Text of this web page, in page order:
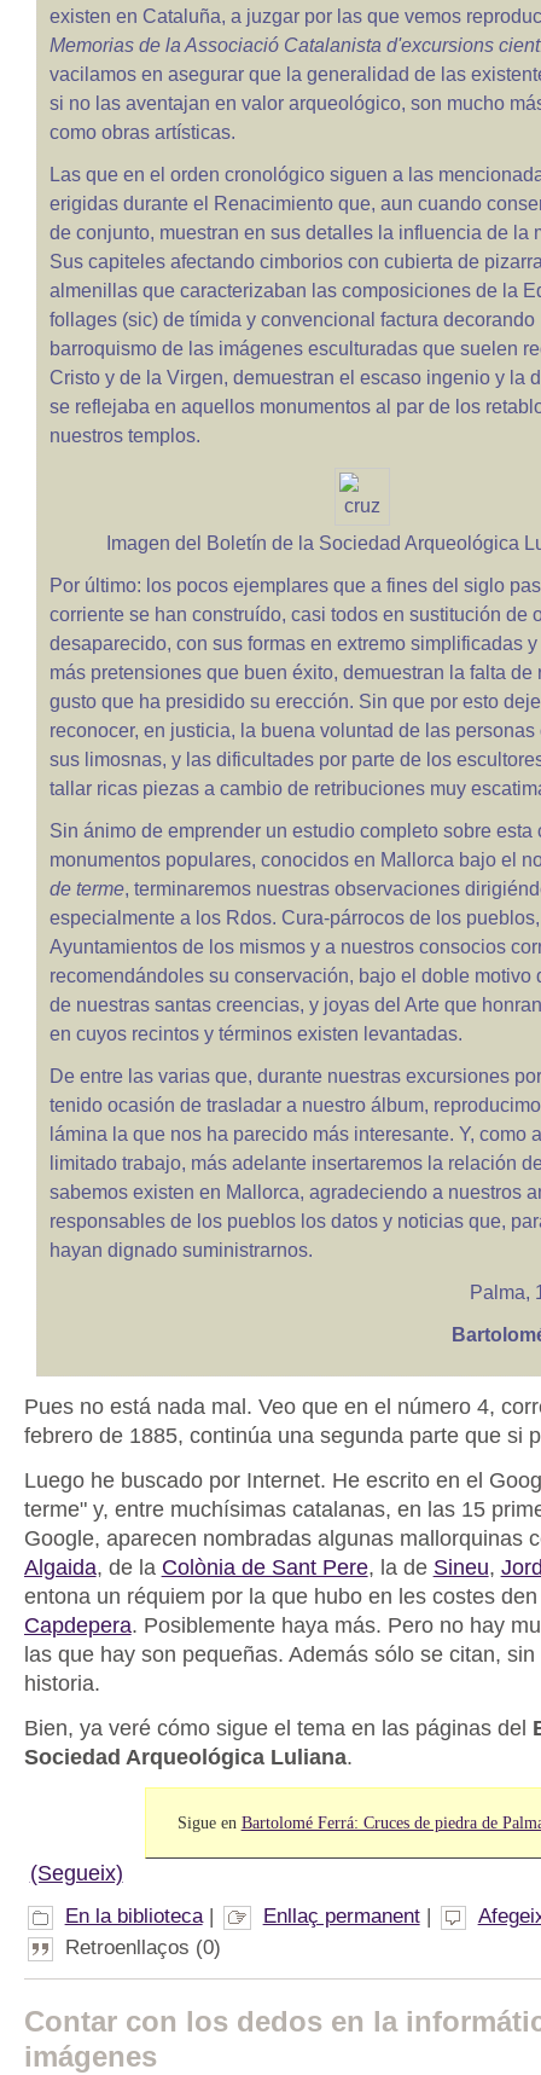
existen en Cataluña, a juzgar por las que vemos
Memorias de la Associació Catalanista d'excursions
vacilamos en asegurar que la generalidad de las
si no las aventajan en valor arqueológico, son mucho
como obras artísticas.
Las que en el orden cronológico siguen a las
erigidas durante el Renacimiento que, aun cuando
de conjunto, muestran en sus detalles la influencia de la
Sus capiteles afectando cimborios con cubierta de
almenillas que caracterizaban las composiciones de la
follages (sic) de tímida y convencional factura decorando
barroquismo de las imágenes esculturadas que suelen
Cristo y de la Virgen, demuestran el escaso ingenio y la
se reflejaba en aquellos monumentos al par de los
nuestros templos.
Imagen del Boletín de la Sociedad Arqueológica
Por último: los pocos ejemplares que a fines del siglo
corriente se han construído, casi todos en sustitución de
desaparecido, con sus formas en extremo simplificadas
más pretensiones que buen éxito, demuestran la falta de
gusto que ha presidido su erección. Sin que por esto
reconocer, en justicia, la buena voluntad de las
sus limosnas, y las dificultades por parte de los
tallar ricas piezas a cambio de retribuciones muy
Sin ánimo de emprender un estudio completo sobre esta
monumentos populares, conocidos en Mallorca bajo el
de terme, terminaremos nuestras observaciones
especialmente a los Rdos. Cura-párrocos de los
Ayuntamientos de los mismos y a nuestros consocios
recomendándoles su conservación, bajo el doble motivo
de nuestras santas creencias, y joyas del Arte que
en cuyos recintos y términos existen levantadas.
De entre las varias que, durante nuestras excursiones
tenido ocasión de trasladar a nuestro álbum,
lámina la que nos ha parecido más interesante. Y, como
limitado trabajo, más adelante insertaremos la relación
sabemos existen en Mallorca, agradeciendo a nuestros
responsables de los pueblos los datos y noticias que,
hayan dignado suministrarnos.
Palma,
Pues no está nada mal. Veo que en el número 4,
febrero de 1885, continúa una segunda parte que si
Luego he buscado por Internet. He escrito en el
terme" y, entre muchísimas catalanas, en las 15
Google, aparecen nombradas algunas mallorquinas
Algaida, de la Colònia de Sant Pere, la de Sineu,
entona un réquiem por la que hubo en les costes
Capdepera. Posiblemente haya más. Pero no hay
las que hay son pequeñas. Además sólo se citan,
historia.
Bien, ya veré cómo sigue el tema en las páginas del
Sociedad Arqueológica Luliana.
Sigue en Bartolomé Ferrá: Cruces de piedra de
(Segueix)
En la biblioteca| Enllaç permanent|
Retroenllaços (0)
Contar con los dedos en la
imágenes